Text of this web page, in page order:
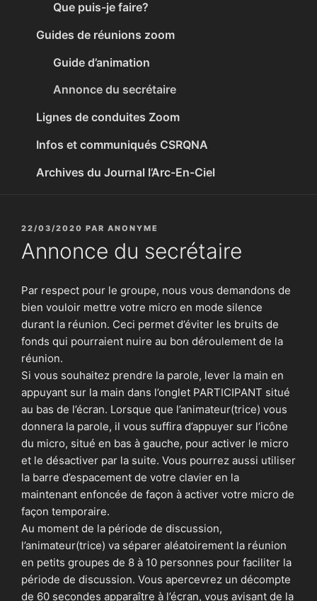
Que puis-je faire?
Guides de réunions zoom
Guide d’animation
Annonce du secrétaire
Lignes de conduites Zoom
Infos et communiqués CSRQNA
Archives du Journal l’Arc-En-Ciel
PUBLIÉ
22/03/2020 PAR ANONYME
Annonce du secrétaire
Par respect pour le groupe, nous vous demandons de
bien vouloir mettre votre micro en mode silence
durant la réunion. Ceci permet d’éviter les bruits de
fonds qui pourraient nuire au bon déroulement de la
réunion.
Si vous souhaitez prendre la parole, lever la main en
appuyant sur la main dans l’onglet PARTICIPANT situé
au bas de l’écran. Lorsque que l’animateur(trice) vous
donnera la parole, il vous suffira d’appuyer sur l’icône
du micro, situé en bas à gauche, pour activer le micro
et le désactiver par la suite. Vous pourrez aussi utiliser
la barre d’espacement de votre clavier en la
maintenant enfoncée de façon à activer votre micro de
façon temporaire.
Au moment de la période de discussion,
l’animateur(trice) va séparer aléatoirement la réunion
en petits groupes de 8 à 10 personnes pour faciliter la
période de discussion. Vous apercevrez un décompte
de 60 secondes apparaître à l’écran, vous avisant de la